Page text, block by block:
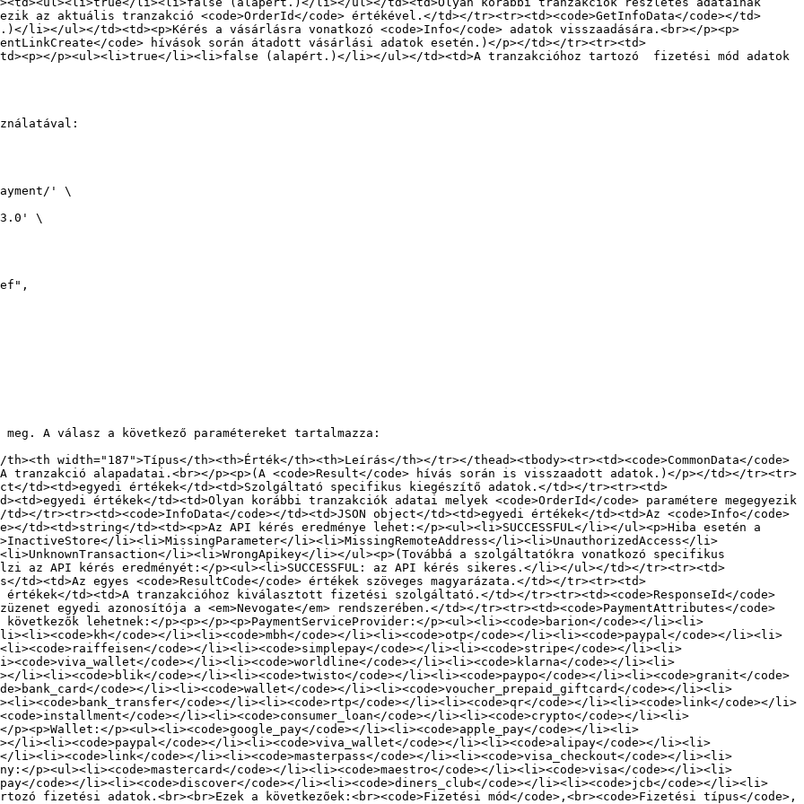
az aktuális tranzakció <code>OrderId</code> értékével.</td></tr><tr><td><code>GetInfoData</code></td>
ul></td><td><p>Kérés a vásárlásra vonatkozó <code>Info</code> adatok visszaadására.<br></p><p>
code> hívások során átadott vásárlási adatok esetén.)</p></td></tr><tr><td>
p><ul><li>true</li><li>false (alapért.)</li></ul></td><td>A tranzakcióhoz tartozó  fizetési mód adatok
' \
A válasz a következő paramétereket tartalmazza:
width="187">Típus</th><th>Érték</th><th>Leírás</th></tr></thead><tbody><tr><td><code>CommonData</code>
tranzakció alapadatai.<br></p><p>(A <code>Result</code> hívás során is visszaadott adatok.)</p></td></tr><tr>
td><td>egyedi értékek</td><td>Szolgáltató specifikus kiegészítő adatok.</td></tr><tr><td>
értékek</td><td>Olyan korábbi tranzakciók adatai melyek <code>OrderId</code> paramétere megegyezik
tr><tr><td><code>InfoData</code></td><td>JSON object</td><td>egyedi értékek</td><td>Az <code>Info</code>
td><td>string</td><td><p>Az API kérés eredménye lehet:</p><ul><li>SUCCESSFUL</li></ul><p>Hiba esetén a
li><li>MissingParameter</li><li>MissingRemoteAddress</li><li>UnauthorizedAccess</li>
li><li>WrongApikey</li></ul><p>(Továbbá a szolgáltatókra vonatkozó specifikus
az API kérés eredményét:</p><ul><li>SUCCESSFUL: az API kérés sikeres.</li></ul></td></tr><tr><td>
td><td>Az egyes <code>ResultCode</code> értékek szöveges magyarázata.</td></tr><tr><td>
értékek</td><td>A tranzakcióhoz kiválasztott fizetési szolgáltató.</td></tr><tr><td><code>ResponseId</code>
egyedi azonosítója a <em>Nevogate</em> rendszerében.</td></tr><tr><td><code>PaymentAttributes</code>
lehetnek:</p><p></p><p>PaymentServiceProvider:</p><ul><li><code>barion</code></li><li>
code></li><li><code>mbh</code></li><li><code>otp</code></li><li><code>paypal</code></li><li>
code></li><li><code>simplepay</code></li><li><code>stripe</code></li><li>
code></li><li><code>worldline</code></li><li><code>klarna</code></li><li>
li><li><code>blik</code></li><li><code>twisto</code></li><li><code>paypo</code></li><li><code>granit</code>
code></li><li><code>wallet</code></li><li><code>voucher_prepaid_giftcard</code></li><li>
code></li><li><code>rtp</code></li><li><code>qr</code></li><li><code>link</code></li>
code></li><li><code>consumer_loan</code></li><li><code>crypto</code></li><li>
p><p>Wallet:</p><ul><li><code>google_pay</code></li><li><code>apple_pay</code></li><li>
li><li><code>paypal</code></li><li><code>viva_wallet</code></li><li><code>alipay</code></li><li>
li><li><code>link</code></li><li><code>masterpass</code></li><li><code>visa_checkout</code></li><li>
p><ul><li><code>mastercard</code></li><li><code>maestro</code></li><li><code>visa</code></li><li>
code></li><li><code>discover</code></li><li><code>diners_club</code></li><li><code>jcb</code></li><li>
fizetési adatok.<br><br>Ezek a következőek:<br><code>Fizetési mód</code>,<br><code>Fizetési típus</code>,